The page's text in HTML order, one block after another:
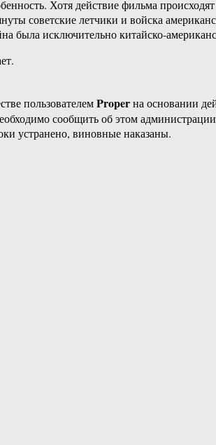
Хотя действие фильма
советские летчики и войска
была исключительно китайско-
пользователемProperна основании
сообщить об этом
устранено, виновные наказаны.